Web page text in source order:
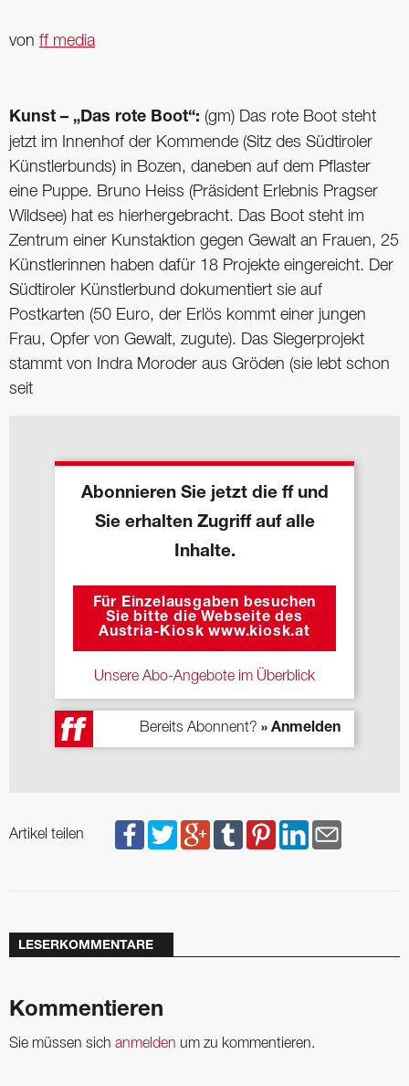
von ff media
Kunst – „Das rote Boot“: (gm) Das rote Boot steht
jetzt im Innenhof der Kommende (Sitz des Südtiroler
Künstlerbunds) in Bozen, daneben auf dem Pflaster
eine Puppe. Bruno Heiss (Präsident Erlebnis Pragser
Wildsee) hat es hierhergebracht. Das Boot steht im
Zentrum einer Kunstaktion gegen Gewalt an Frauen, 25
Künstlerinnen haben dafür 18 Projekte eingereicht. Der
Südtiroler Künstlerbund dokumentiert sie auf
Postkarten (50 Euro, der Erlös kommt einer jungen
Frau, Opfer von Gewalt, zugute). Das Siegerprojekt
stammt von Indra Moroder aus Gröden (sie lebt schon
seit
Abonnieren Sie jetzt die ff und
Sie erhalten Zugriff auf alle
Inhalte.
Für Einzelausgaben besuchen
Sie bitte die Webseite des
Austria-Kiosk www.kiosk.at
Unsere Abo-Angebote im Überblick
Bereits Abonnent? » Anmelden
Artikel teilen
LESERKOMMENTARE
Kommentieren
Sie müssen sich anmelden um zu kommentieren.